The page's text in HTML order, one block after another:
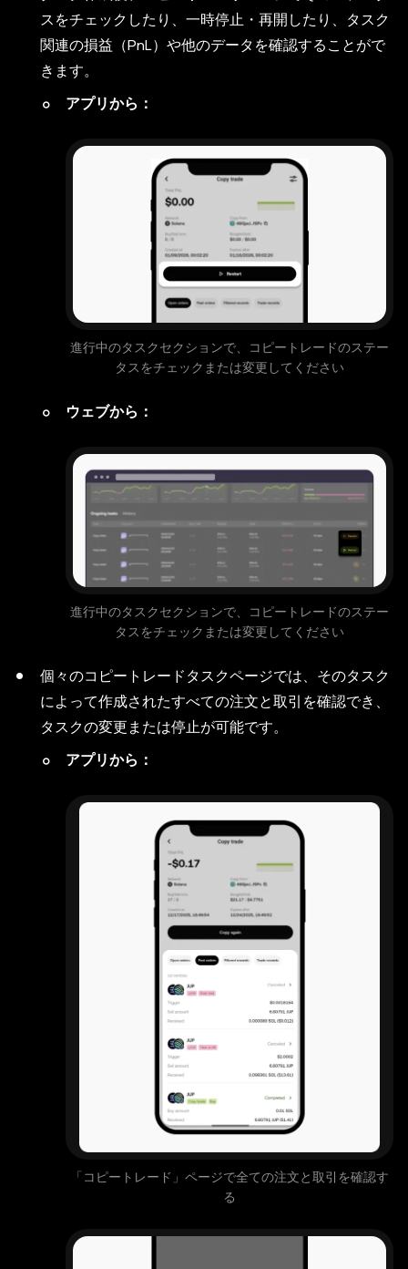
スをチェックしたり、一時停止・再開したり、タスク
関連の損益（PnL）や他のデータを確認することがで
きます。
アプリから：
進行中のタスクセクションで、コピートレードのステー
タスをチェックまたは変更してください
ウェブから：
進行中のタスクセクションで、コピートレードのステー
タスをチェックまたは変更してください
個々のコピートレードタスクページでは、そのタスク
によって作成されたすべての注文と取引を確認でき、
タスクの変更または停止が可能です。
アプリから：
「コピートレード」ページで全ての注文と取引を確認す
る